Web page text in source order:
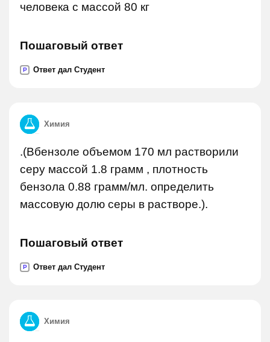
человека с массой 80 кг
Пошаговый ответ
P Ответ дал Студент
Химия
.(Вбензоле объемом 170 мл растворили
серу массой 1.8 грамм , плотность
бензола 0.88 грамм/мл. определить
массовую долю серы в растворе.).
Пошаговый ответ
P Ответ дал Студент
Химия